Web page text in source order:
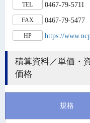
TEL 0467-79-5711
FAX 0467-79-5477
HP https://
積算資料／単価・
価格
規格